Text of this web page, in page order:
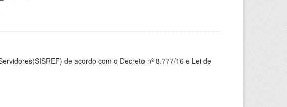
de acordo com o Decreto nº 8.777/16 e Lei de